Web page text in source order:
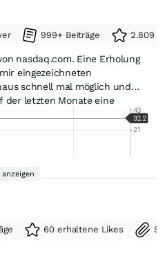
999+ Beiträge 2.809
nasdaq.com. Eine Erholung
deutlich
anzeigen
60 erhaltene Likes